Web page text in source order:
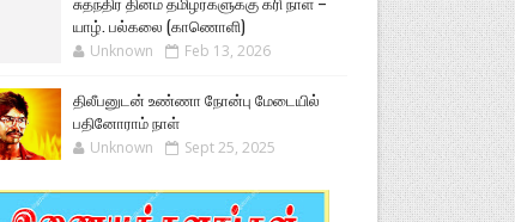
யாழ். பல்கலை (காணொளி)
Unknown Feb 13, 2026
திலீபனுடன் உண்ணா நோன்பு மேடையில்
பதினோராம் நாள்
Unknown Sept 25, 2025